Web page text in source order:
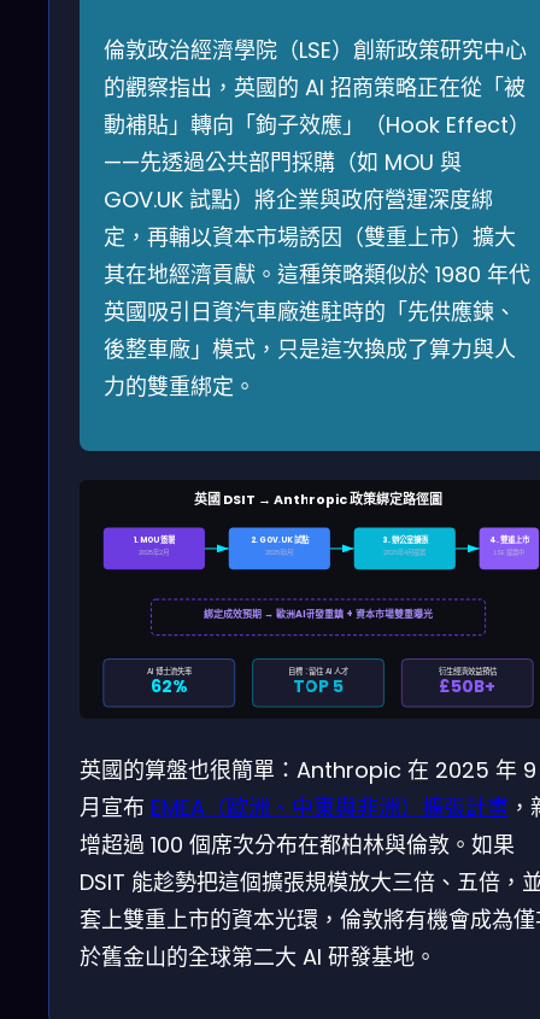
倫敦政治經濟學院（LSE）創新政策研究中心
的觀察指出，英國的 AI 招商策略正在從「被
動補貼」轉向「鉤子效應」（Hook Effect）
——先透過公共部門採購（如 MOU 與
GOV.UK 試點）將企業與政府營運深度綁
定，再輔以資本市場誘因（雙重上市）擴大
其在地經濟貢獻。這種策略類似於 1980 年代
英國吸引日資汽車廠進駐時的「先供應鍊、
後整車廠」模式，只是這次換成了算力與人
力的雙重綁定。
英國 DSIT → Anthropic 政策綁定路徑圖
1. MOU 簽署
2025年2月
2. GOV.UK 試點
2026年1月
3. 辦公室擴張
2026年4月提案
4. 雙重上市
LSE 提案中
綁定成效預期 → 歐洲AI研發重鎮 + 資本市場雙重曝光
AI 博士流失率
62%
目標：留住 AI 人才
TOP 5
衍生經濟效益預估
£50B+
英國的算盤也很簡單：Anthropic 在 2025 年 9
月宣布 EMEA（歐洲、中東與非洲）擴張計畫 ，
增超過 100 個席次分布在都柏林與倫敦。如果
DSIT 能趁勢把這個擴張規模放大三倍、五倍，
套上雙重上市的資本光環，倫敦將有機會成為
於舊金山的全球第二大 AI 研發基地。